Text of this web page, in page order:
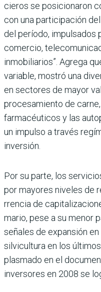
cieros se posicionaron
con una participación
del período, impulsados
comercio,
inmobilia­rios”. Agrega
variable, mostró una
en secto­res de mayor
procesamiento de
farmacéuticos y las
un impulso a tra­vés
inversión.
Por su parte, los
por mayores niveles de
rrencia de
mario, pese a su menor
señales de expansión
silvicultura en los
plasmado en el
inversores en 2008 se